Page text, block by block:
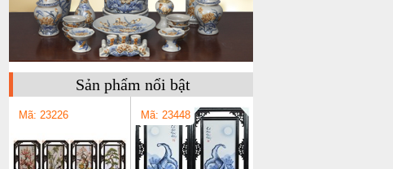
Sản phẩm nổi bật
Mã: 23226 Mã: 23448